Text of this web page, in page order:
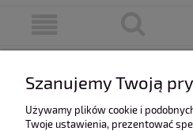
Ten produkt jest niedostępny.
Szanujemy Twoją
Używamy plików cookie i
Twoje ustawienia, prezentować